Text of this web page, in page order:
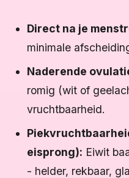
Direct na je
minimale
Naderende
romig (wit of
vruchtbaarheid.
eisprong): Eiwit
- helder, rekbaar,